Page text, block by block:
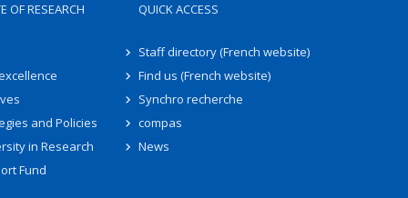
OF RESEARCH
and Policies
in Research
Fund
QUICK ACCESS
Staff directory (French website)
Find us (French website)
Synchro recherche
compas
News